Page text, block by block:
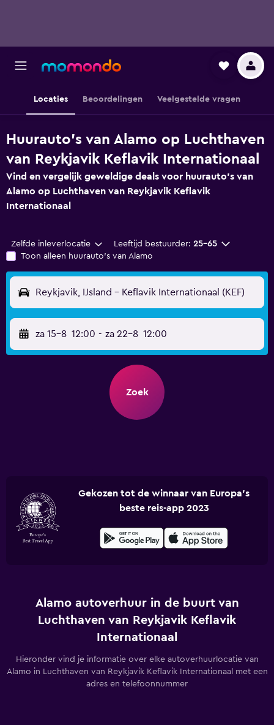
Locaties Beoordelingen Veelgestelde vragen
Huurauto's van Alamo op Luchthaven
van Reykjavik Keflavik Internationaal
Vind en vergelijk geweldige deals voor huurauto's van
Alamo op Luchthaven van Reykjavik Keflavik
Internationaal
Zelfde inleverlocatie Leeftijd bestuurder: 25-65
Toon alleen huurauto's van Alamo
Reykjavik, IJsland - Keflavik Internationaal (KEF)
za 15-8 12:00 - za 22-8 12:00
Zoek
Gekozen tot de winnaar van Europa's
beste reis-app 2023
Alamo autoverhuur in de buurt van
Luchthaven van Reykjavik Keflavik
Internationaal
Hieronder vind je informatie over elke autoverhuurlocatie van
Alamo in Luchthaven van Reykjavik Keflavik Internationaal met een
adres en telefoonnummer